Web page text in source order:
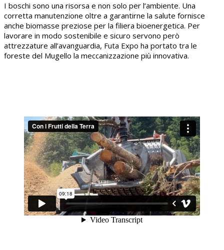
I boschi sono una risorsa e non solo per l’ambiente. Una
corretta manutenzione oltre a garantirne la salute fornisce
anche biomasse preziose per la filiera bioenergetica. Per
lavorare in modo sostenibile e sicuro servono però
attrezzature all’avanguardia, Futa Expo ha portato tra le
foreste del Mugello la meccanizzazione più innovativa.